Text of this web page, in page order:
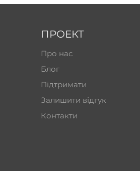
ПРОЕКТ
Про нас
Блог
Підтримати
Залишити відгук
Контакти